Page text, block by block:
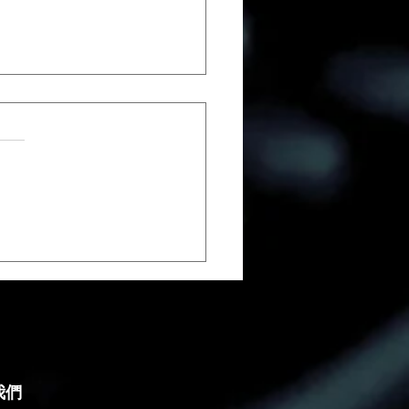
慳錢攻略：7天周租比
好多！企業展覽必睇